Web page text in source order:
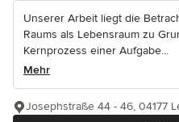
Unserer Arbeit liegt die
Raums als Lebensraum zu
Kernprozess einer Aufgabe...
Mehr
Josephstraße 44 - 46, 04177